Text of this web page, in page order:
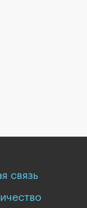
связь